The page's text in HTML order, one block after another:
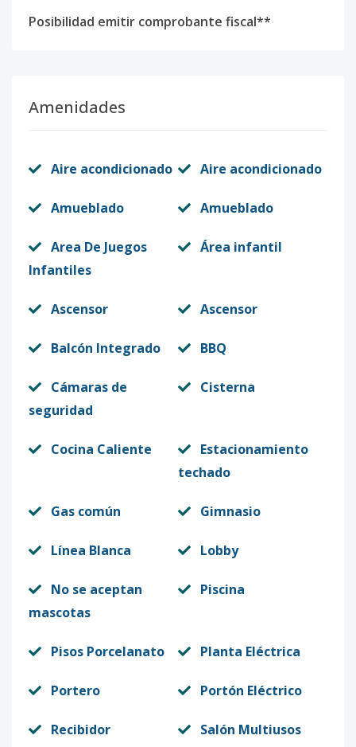
Posibilidad emitir comprobante fiscal**
Amenidades
Aire acondicionado Aire acondicionado
Amueblado Amueblado
Area De Juegos
Infantiles
Área infantil
Ascensor Ascensor
Balcón Integrado BBQ
Cámaras de
seguridad
Cisterna
Cocina Caliente
Estacionamiento
techado
Gas común Gimnasio
Línea Blanca Lobby
No se aceptan
mascotas
Piscina
Pisos Porcelanato Planta Eléctrica
Portero Portón Eléctrico
Recibidor Salón Multiusos